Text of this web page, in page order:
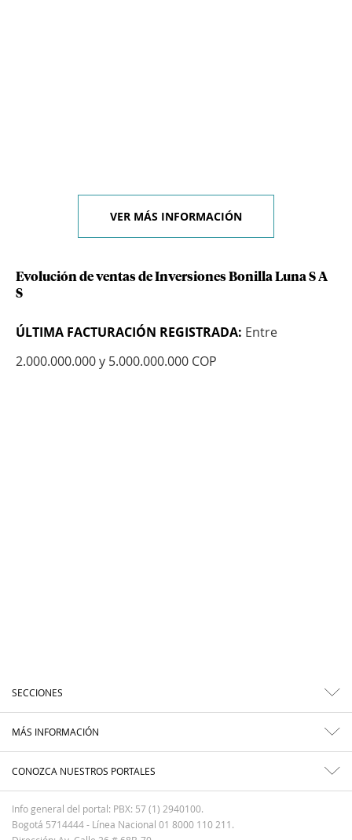
VER MÁS INFORMACIÓN
Evolución de ventas de Inversiones Bonilla Luna S A
S
ÚLTIMA FACTURACIÓN REGISTRADA: Entre
2.000.000.000 y 5.000.000.000 COP
SECCIONES
MÁS INFORMACIÓN
CONOZCA NUESTROS PORTALES
Info general del portal: PBX: 57 (1) 2940100.
Bogotá 5714444 - Línea Nacional 01 8000 110 211.